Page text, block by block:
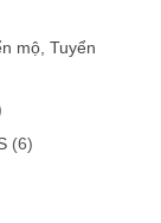
mộ, Tuyển
(6)